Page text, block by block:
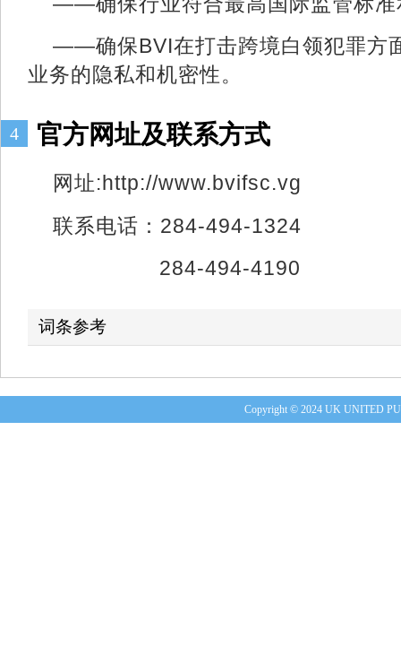
——确保BVI在打击跨境白领犯罪方
业务的隐私和机密性。
4 官方网址及联系方式
网址:http://www.bvifsc.vg
联系电话：284-494-1324
284-494-4190
词条参考
Copyright © 2024 UK UNITED